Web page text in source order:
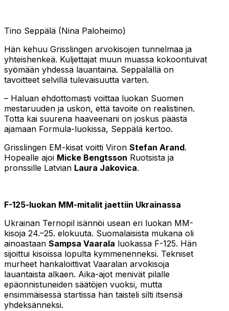
Tino Seppälä (Nina Paloheimo)
Hän kehuu Grisslingen arvokisojen tunnelmaa ja
yhteishenkeä. Kuljettajat muun muassa kokoontuivat
syömään yhdessä lauantaina. Seppälällä on
tavoitteet selvillä tulevaisuutta varten.
– Haluan ehdottomasti voittaa luokan Suomen
mestaruuden ja uskon, että tavoite on realistinen.
Totta kai suurena haaveenani on joskus päästä
ajamaan Formula-luokissa, Seppälä kertoo.
Grisslingen EM-kisat voitti Viron Stefan Arand.
Hopealle ajoi Micke Bengtsson Ruotsista ja
pronssille Latvian Laura Jakovica.
F-125-luokan MM-mitalit jaettiin Ukrainassa
Ukrainan Ternopil isännöi usean eri luokan MM-
kisoja 24.–25. elokuuta. Suomalaisista mukana oli
ainoastaan Sampsa Vaarala luokassa F-125. Hän
sijoittui kisoissa lopulta kymmenenneksi. Tekniset
murheet hankaloittivat Vaaralan arvokisoja
lauantaista alkaen. Aika-ajot menivät pilalle
epäonnistuneiden säätöjen vuoksi, mutta
ensimmäisessä startissa hän taisteli silti itsensä
yhdeksänneksi.